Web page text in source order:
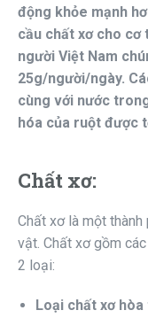
động khỏe mạnh
cầu chất xơ cho cơ
người Việt Nam
25g/người/ngày.
cùng với nước
hóa của ruột được
Chất xơ:
Chất xơ là một
vật. Chất xơ gồm
2 loại:
Loại chất xơ hòa